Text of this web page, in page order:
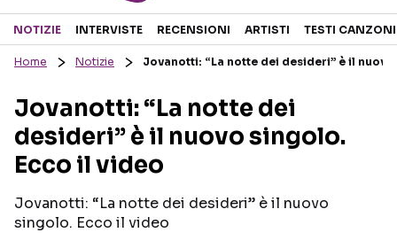
Sezioni
RECENSIONI MUSICALI
INTERVISTE
GOSSIP E CURIOSITÀ
TESTI CANZONI
TOUR ED EVENTI
NOTIZIE INTERVISTE RECENSIONI ARTISTI TESTI CANZONI
Home Notizie Jovanotti: “La notte dei desideri” è il
Jovanotti: “La notte dei
desideri” è il nuovo singolo.
Ecco il video
Jovanotti: “La notte dei desideri” è il nuovo
singolo. Ecco il video